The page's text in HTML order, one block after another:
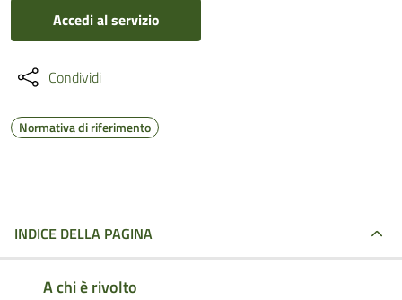
Accedi al servizio
Condividi
Normativa di riferimento
INDICE DELLA PAGINA
A chi è rivolto